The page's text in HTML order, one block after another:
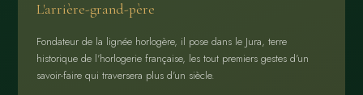
L'arrière-grand-père
Fondateur de la lignée horlogère, il pose dans le Jura, terre
historique de l'horlogerie française, les tout premiers gestes d'un
savoir-faire qui traversera plus d'un siècle.